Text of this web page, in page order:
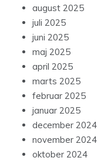
august 2025
juli 2025
juni 2025
maj 2025
april 2025
marts 2025
februar 2025
januar 2025
december 2024
november 2024
oktober 2024